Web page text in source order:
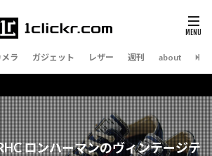
メラ ガジェット レザー 週刊 about
ロンハーマンのヴィンテージテ